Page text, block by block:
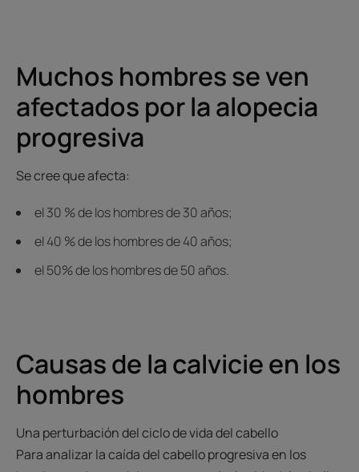
Muchos hombres se ven
afectados por la alopecia
progresiva
Se cree que afecta:
el 30 % de los hombres de 30 años;
el 40 % de los hombres de 40 años;
el 50% de los hombres de 50 años.
Causas de la calvicie en los
hombres
Una perturbación del ciclo de vida del cabello
Para analizar la caída del cabello progresiva en los